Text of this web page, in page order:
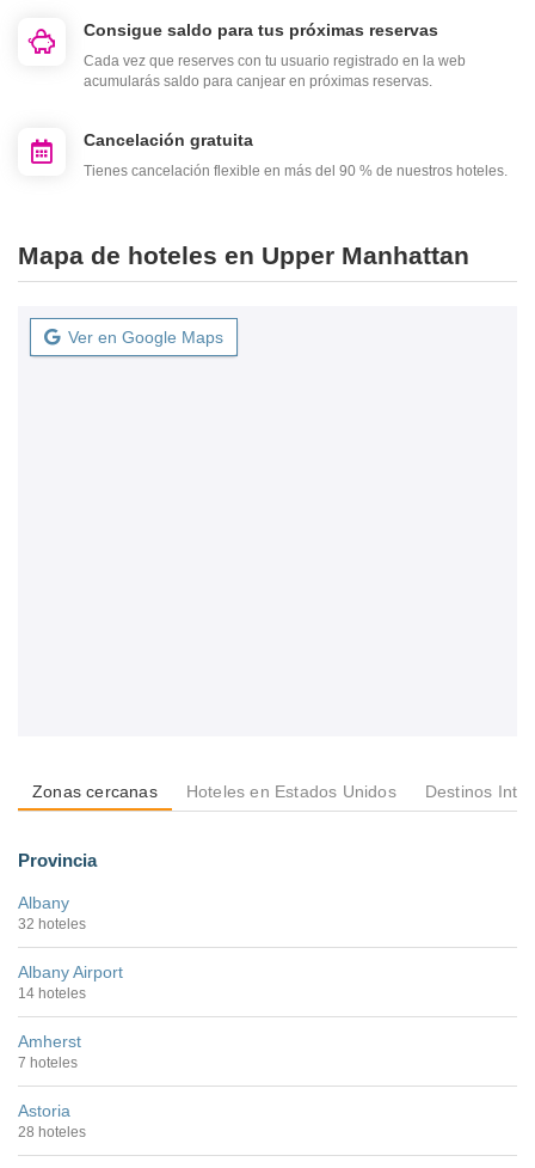
Consigue saldo para tus próximas reservas
Cada vez que reserves con tu usuario registrado en la web
acumularás saldo para canjear en próximas reservas.
Cancelación gratuita
Tienes cancelación flexible en más del 90 % de nuestros hoteles.
Mapa de hoteles en Upper Manhattan
Ver en Google Maps
Zonas cercanas Hoteles en Estados Unidos Destinos
Provincia
Albany
32 hoteles
Albany Airport
14 hoteles
Amherst
7 hoteles
Astoria
28 hoteles